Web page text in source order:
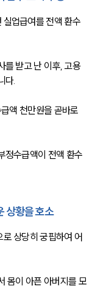
업급여를 전액 환수
를 받고 난 이후, 고용
다.
액 천만원을 곧바로
정수급액이 전액 환수
상황을 호소
상당히 궁핍하여 어
몸이 아픈 아버지를 모